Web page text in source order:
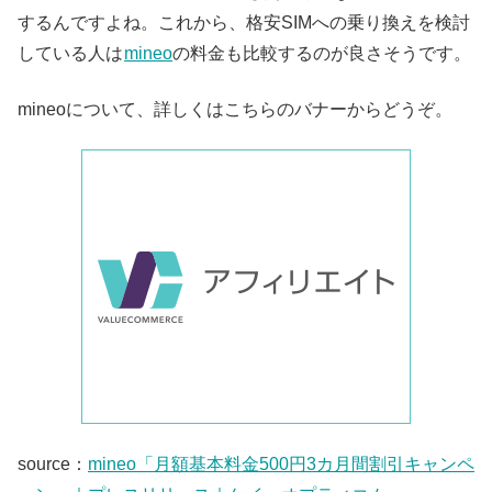
するんですよね。これから、格安SIMへの乗り換えを検討
している人はmineoの料金も比較するのが良さそうです。
mineoについて、詳しくはこちらのバナーからどうぞ。
source： mineo「月額基本料金500円3カ月間割引キャンペ